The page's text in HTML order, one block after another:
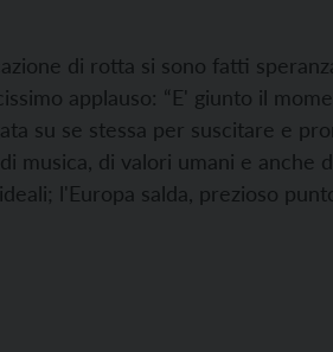
di rotta si sono fatti
applauso: “E' giunto il
su se stessa per suscitare e
musica, di valori umani e anche
l'Europa salda, prezioso